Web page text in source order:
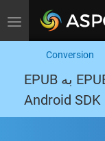
Toggle navigation
Conversion
تبدیل پاورپوینت بهEPUB، POTM به EPUB